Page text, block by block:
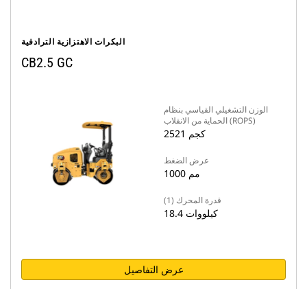
البكرات الاهتزازية الترادفية
CB2.5 GC
الوزن التشغيلي القياسي بنظام
الحماية من الانقلاب (ROPS)
2521 كجم
عرض الضغط
1000 مم
قدرة المحرك (1)
18.4 كيلووات
عرض التفاصيل